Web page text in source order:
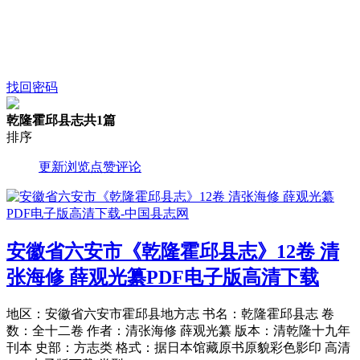
找回密码
乾隆霍邱县志共1篇
排序
更新浏览点赞评论
安徽省六安市《乾隆霍邱县志》12卷 清
张海修 薛观光纂PDF电子版高清下载
地区：安徽省六安市霍邱县地方志 书名：乾隆霍邱县志 卷
数：全十二卷 作者：清张海修 薛观光纂 版本：清乾隆十九年
刊本 史部：方志类 格式：据日本馆藏原书原貌彩色影印 高清